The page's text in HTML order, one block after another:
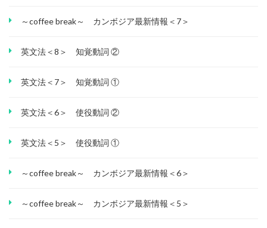
～coffee break～ カンボジア最新情報＜7＞
英文法＜8＞ 知覚動詞 ②
英文法＜7＞ 知覚動詞 ①
英文法＜6＞ 使役動詞 ②
英文法＜5＞ 使役動詞 ①
～coffee break～ カンボジア最新情報＜6＞
～coffee break～ カンボジア最新情報＜5＞